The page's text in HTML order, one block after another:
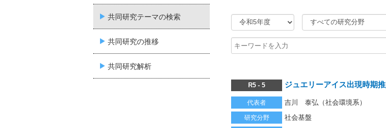
共同研究テーマの検索
共同研究の推移
共同研究解析
R5 - 5 ジュエリーアイス出現時期
代表者 吉川 泰弘（社会環境系）
研究分野 社会基盤